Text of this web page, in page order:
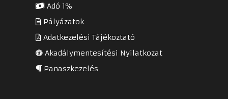
Adó 1%
Pályázatok
Adatkezelési Tájékoztató
Akadálymentesítési Nyilatkozat
Panaszkezelés